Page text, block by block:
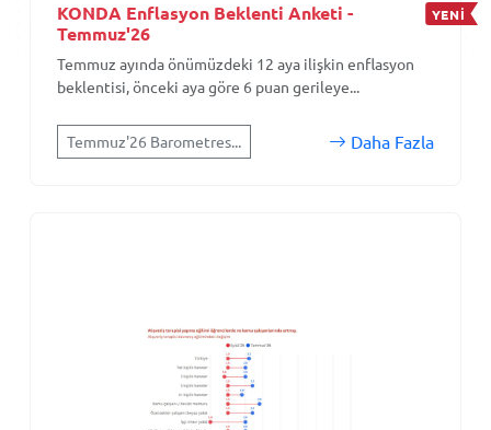
KONDA Enflasyon Beklenti Anketi -
Temmuz'26
YENİ
Temmuz ayında önümüzdeki 12 aya ilişkin enflasyon
beklentisi, önceki aya göre 6 puan gerileye...
Temmuz'26 Barometres... Daha Fazla